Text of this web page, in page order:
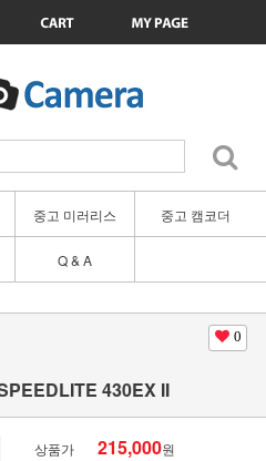
중고 미러리스 중고 캠코더
Q & A
0
430EX II
상품가 215,000원